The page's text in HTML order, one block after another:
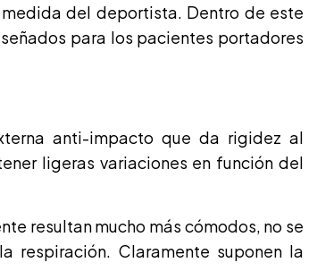
del deportista. Dentro de este
para los pacientes portadores
anti-impacto que da rigidez al
ligeras variaciones en función del
resultan mucho más cómodos, no se
Claramente suponen la